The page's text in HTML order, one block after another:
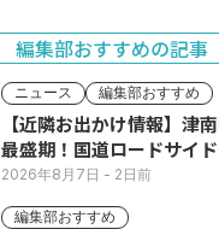
編集部おすすめの記事
ニュース 編集部おすすめ
【近隣お出かけ情報】津
最盛期！国道ロードサイ
い列
2026年8月7日 - 2日前
編集部おすすめ